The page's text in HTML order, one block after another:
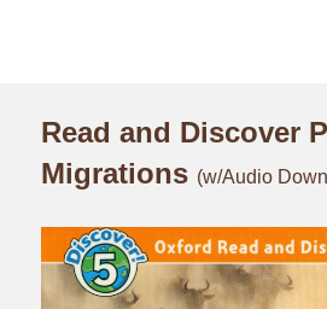
Read and Discover
Migrations (w/Audio